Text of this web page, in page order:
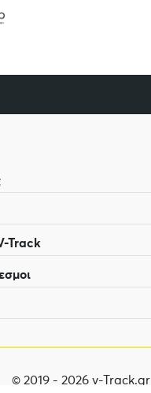
Track
© 2019 - 2026 v-Track.gr